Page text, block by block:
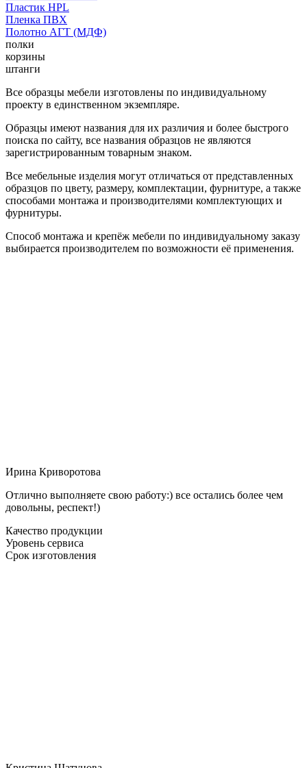
Пластик HPL
Пленка ПВХ
Полотно АГТ (МДФ)
полки
корзины
штанги
Все образцы мебели изготовлены по индивидуальному
проекту в единственном экземпляре.
Образцы имеют названия для их различия и более быстрого
поиска по сайту, все названия образцов не являются
зарегистрированным товарным знаком.
Все мебельные изделия могут отличаться от представленных
образцов по цвету, размеру, комплектации, фурнитуре, а также
способами монтажа и производителями комплектующих и
фурнитуры.
Способ монтажа и крепёж мебели по индивидуальному заказу
выбирается производителем по возможности её применения.
Ирина Криворотова
Отлично выполняете свою работу:) все остались более чем
довольны, респект!)
Качество продукции
Уровень сервиса
Срок изготовления